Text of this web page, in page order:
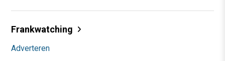
Frankwatching
Adverteren